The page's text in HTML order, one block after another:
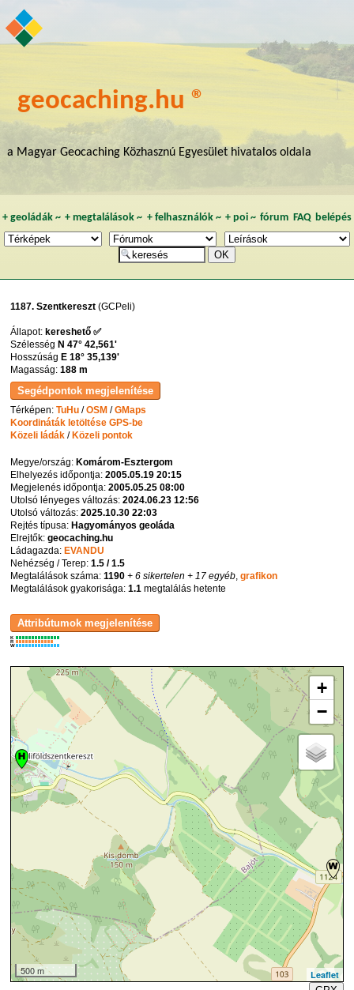
geocaching.hu ®
a Magyar Geocaching Közhasznú Egyesület hivatalos oldala
+ geoládák~ +megtalálások ~ + felhasználók~ + poi~ fórum FAQ belépés
1187. Szentkereszt (GCPeli)
Állapot: kereshető ✅
Szélesség N 47° 42,561'
Hosszúság E 18° 35,139'
Magasság:188 m
Térképen:TuHu /OSM /GMaps
Koordináták letöltése GPS-be
Közeli ládák / Közeli pontok
Megye/ország: Komárom-Esztergom
Elhelyezés időpontja:2005.05.19 20:15
Megjelenés időpontja:2005.05.25 08:00
Utolsó lényeges változás:2024.06.23 12:56
Utolsó változás:2025.10.30 22:03
Rejtés típusa: Hagyományos geoláda
Elrejtők:geocaching.hu
Ládagazda: EVANDU
Nehézség / Terep:1.5 / 1.5
Megtalálások száma:1190 + 6 sikertelen + 17 egyéb,grafikon
Megtalálások gyakorisága:1.1 megtalálás hetente
K
R
W
+
−
500 m
Leaflet